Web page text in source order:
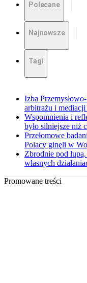
Polecane
Najnowsze
Tagi
Izba
arbitrażu i mediacji
Wspomnienia i
było silniejsze niż
Przełomowe
Polacy ginęli w
Zbrodnie pod
własnych
Promowane treści